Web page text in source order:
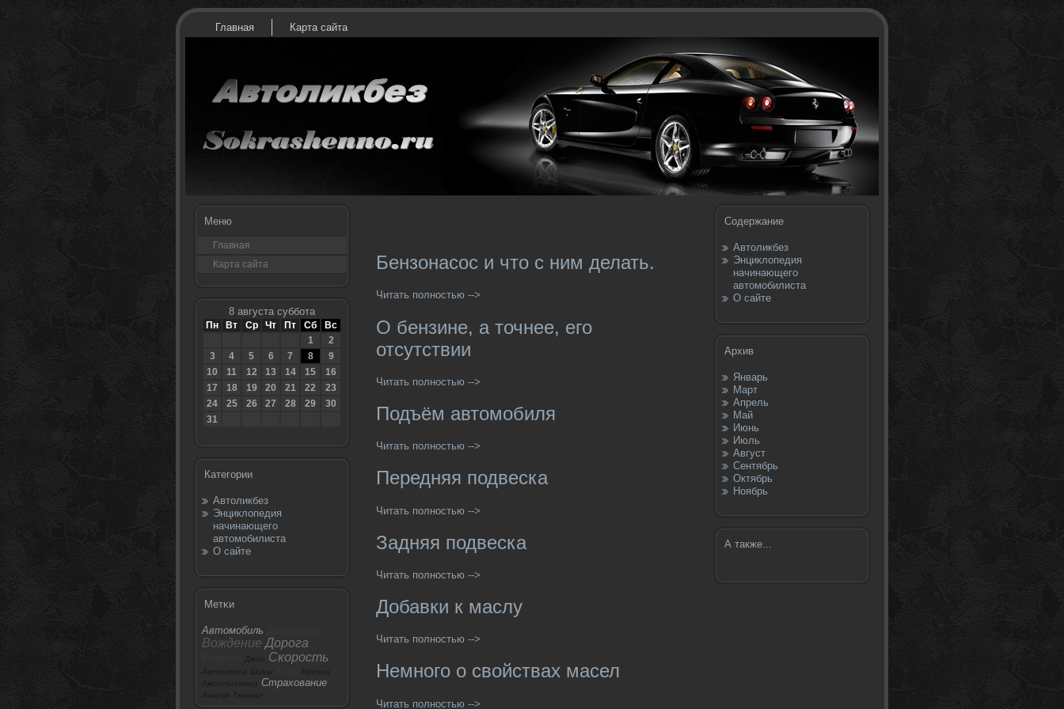
Главная Карта сайта
Меню
Главная
Карта сайта
8 августа суббота
Пн Вт Ср Чт Пт Сб
Вс
1
2
3
4 5 6 7 8
9
10
11 12 13 14 15
16
17
18 19 20 21 22
23
24
25 26 27 28 29
30
31
Категории
Автоликбез
Энциклопедия
начинающего
автомобилиста
О сайте
Метκи
Автомобиль
Вождение Дорога
Скорость
Страхование
Бензонасос и что с ним делать.
Читать полностью -->
О бензине, а точнее, его
отсутствии
Читать полностью -->
Подъём автомобиля
Читать полностью -->
Передняя подвеска
Читать полностью -->
Задняя подвеска
Читать полностью -->
Добавки к маслу
Читать полностью -->
Немного о свойствах масел
Читать полностью -->
Содержание
Автоликбез
Энциклопедия
начинающего
автомобилиста
О сайте
Архив
Январь
Март
Апрель
Май
Июнь
Июль
Август
Сентябрь
Октябрь
Ноябрь
А также...